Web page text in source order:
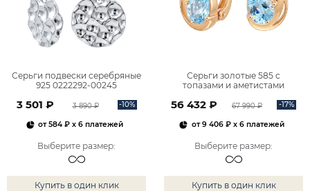
Серьги подвески серебряные
925 0222292-00245
3 501 ₽ 3 890 ₽ -10%
от584 ₽ x 6 платежей
Выберите размер:
Купить в один клик
Серьги золотые 585 с
топазами и аметистами
56 432 ₽ 67 990 ₽ -17%
от9 406 ₽x 6 платежей
Выберите размер:
Купить в один клик